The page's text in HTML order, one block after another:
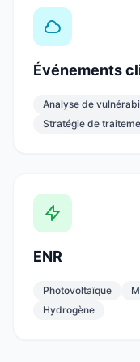
Événements
Analyse de
Stratégie de
ENR
Photovoltaïque
Hydrogène